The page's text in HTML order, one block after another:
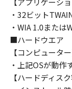
売代理店ま
ウェア」の
なる損害（
は付随的な
全ての損害
認められる
します。た
・32ビット
・WIA 1.0また
■ハードウエア
【コンピューター
・上記OSが動作
【ハードディスク